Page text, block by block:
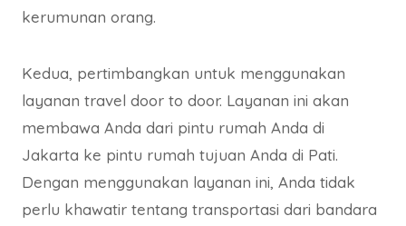
kerumunan orang.
Kedua, pertimbangkan untuk menggunakan
layanan travel door to door. Layanan ini akan
membawa Anda dari pintu rumah Anda di
Jakarta ke pintu rumah tujuan Anda di Pati.
Dengan menggunakan layanan ini, Anda tidak
perlu khawatir tentang transportasi dari bandara